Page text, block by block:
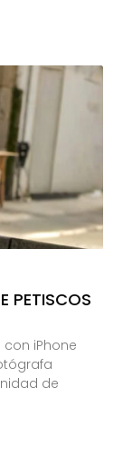
PETISCOS
iPhone
de